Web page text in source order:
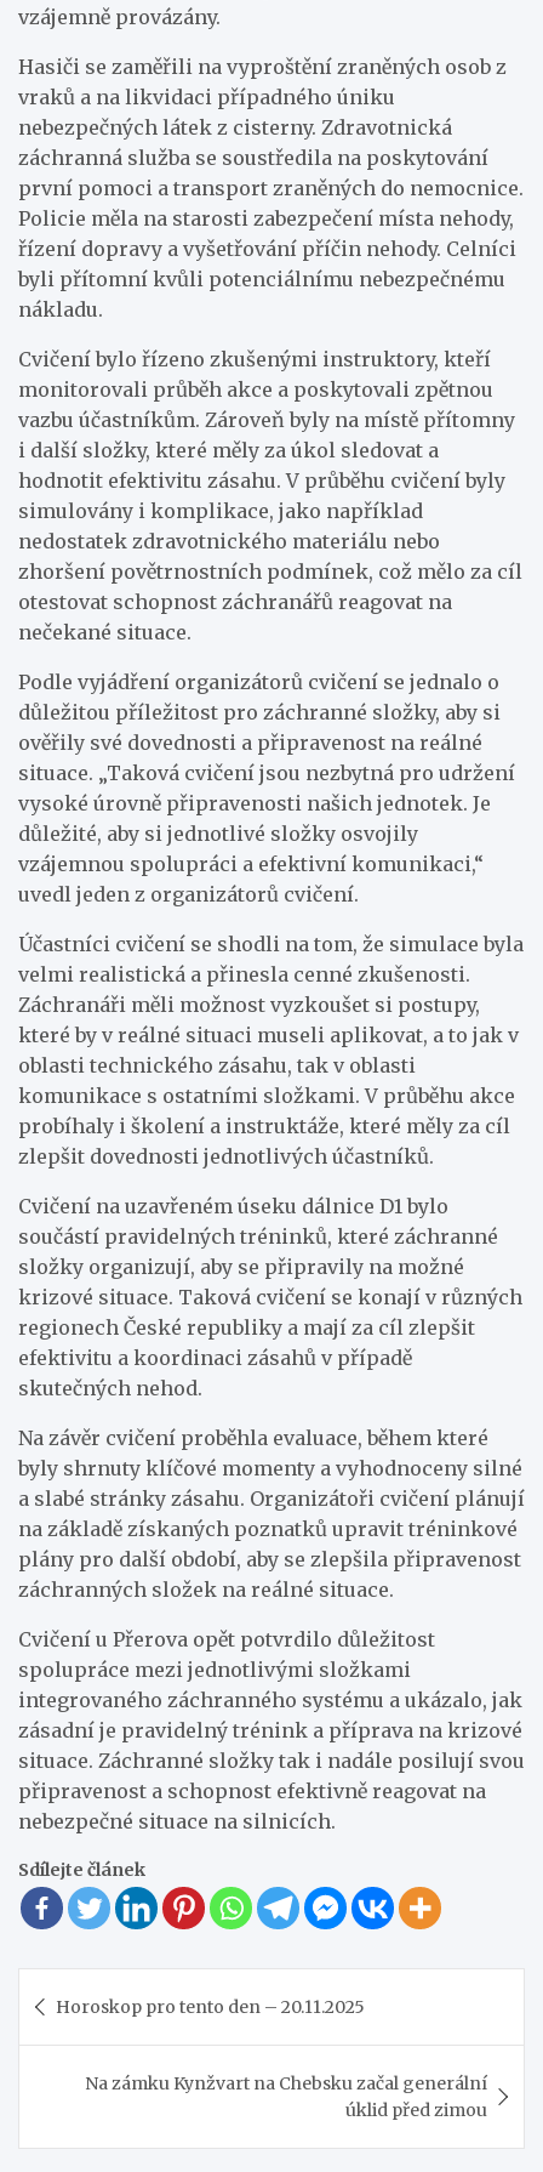
vzájemně provázány.
Hasiči se zaměřili na vyproštění zraněných osob z
vraků a na likvidaci případného úniku
nebezpečných látek z cisterny. Zdravotnická
záchranná služba se soustředila na poskytování
první pomoci a transport zraněných do nemocnice.
Policie měla na starosti zabezpečení místa nehody,
řízení dopravy a vyšetřování příčin nehody. Celníci
byli přítomní kvůli potenciálnímu nebezpečnému
nákladu.
Cvičení bylo řízeno zkušenými instruktory, kteří
monitorovali průběh akce a poskytovali zpětnou
vazbu účastníkům. Zároveň byly na místě přítomny
i další složky, které měly za úkol sledovat a
hodnotit efektivitu zásahu. V průběhu cvičení byly
simulovány i komplikace, jako například
nedostatek zdravotnického materiálu nebo
zhoršení povětrnostních podmínek, což mělo za cíl
otestovat schopnost záchranářů reagovat na
nečekané situace.
Podle vyjádření organizátorů cvičení se jednalo o
důležitou příležitost pro záchranné složky, aby si
ověřily své dovednosti a připravenost na reálné
situace. „Taková cvičení jsou nezbytná pro udržení
vysoké úrovně připravenosti našich jednotek. Je
důležité, aby si jednotlivé složky osvojily
vzájemnou spolupráci a efektivní komunikaci,“
uvedl jeden z organizátorů cvičení.
Účastníci cvičení se shodli na tom, že simulace byla
velmi realistická a přinesla cenné zkušenosti.
Záchranáři měli možnost vyzkoušet si postupy,
které by v reálné situaci museli aplikovat, a to jak v
oblasti technického zásahu, tak v oblasti
komunikace s ostatními složkami. V průběhu akce
probíhaly i školení a instruktáže, které měly za cíl
zlepšit dovednosti jednotlivých účastníků.
Cvičení na uzavřeném úseku dálnice D1 bylo
součástí pravidelných tréninků, které záchranné
složky organizují, aby se připravily na možné
krizové situace. Taková cvičení se konají v různých
regionech České republiky a mají za cíl zlepšit
efektivitu a koordinaci zásahů v případě
skutečných nehod.
Na závěr cvičení proběhla evaluace, během které
byly shrnuty klíčové momenty a vyhodnoceny silné
a slabé stránky zásahu. Organizátoři cvičení plánují
na základě získaných poznatků upravit tréninkové
plány pro další období, aby se zlepšila připravenost
záchranných složek na reálné situace.
Cvičení u Přerova opět potvrdilo důležitost
spolupráce mezi jednotlivými složkami
integrovaného záchranného systému a ukázalo, jak
zásadní je pravidelný trénink a příprava na krizové
situace. Záchranné složky tak i nadále posilují svou
připravenost a schopnost efektivně reagovat na
nebezpečné situace na silnicích.
Sdílejte článek
proHoroskop pro tento den – 20.11.2025
Na zámku Kynžvart na Chebsku začal generální
úklid před zimou